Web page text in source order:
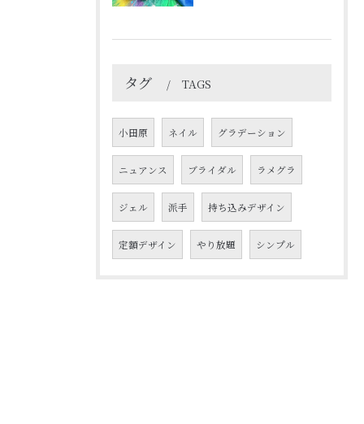
タグ TAGS
小田原 ネイル グラデーション
ニュアンス ブライダル ラメグラ
ジェル 派手 持ち込みデザイン
定額デザイン やり放題 シンプル